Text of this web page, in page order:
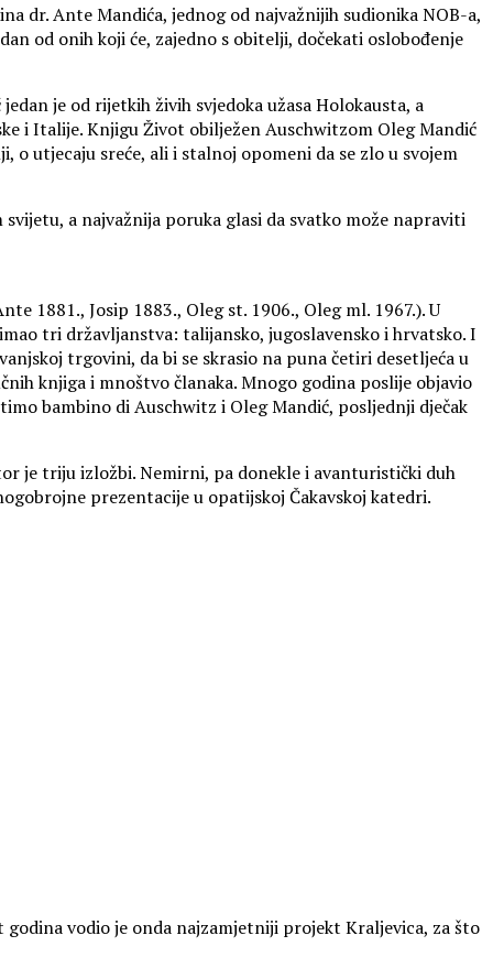
dr. Ante Mandića, jednog od najvažnijih sudionika NOB-a,
od onih koji će, zajedno s obitelji, dočekati oslobođenje
je od rijetkih živih svjedoka užasa Holokausta, a
i Italije. Knjigu Život obilježen Auschwitzom Oleg Mandić
o utjecaju sreće, ali i stalnoj opomeni da se zlo u svojem
a najvažnija poruka glasi da svatko može napraviti
1881., Josip 1883., Oleg st. 1906., Oleg ml. 1967.). U
tri državljanstva: talijansko, jugoslavensko i hrvatsko. I
trgovini, da bi se skrasio na puna četiri desetljeća u
knjiga i mnoštvo članaka. Mnogo godina poslije objavio
bambino di Auschwitz i Oleg Mandić, posljednji dječak
je triju izložbi. Nemirni, pa donekle i avanturistički duh
prezentacije u opatijskoj Čakavskoj katedri.
vodio je onda najzamjetniji projekt Kraljevica, za što